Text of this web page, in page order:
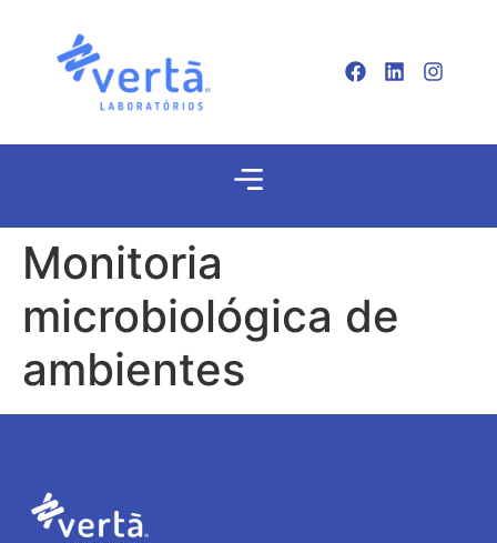
Monitoria
microbiológica de
ambientes